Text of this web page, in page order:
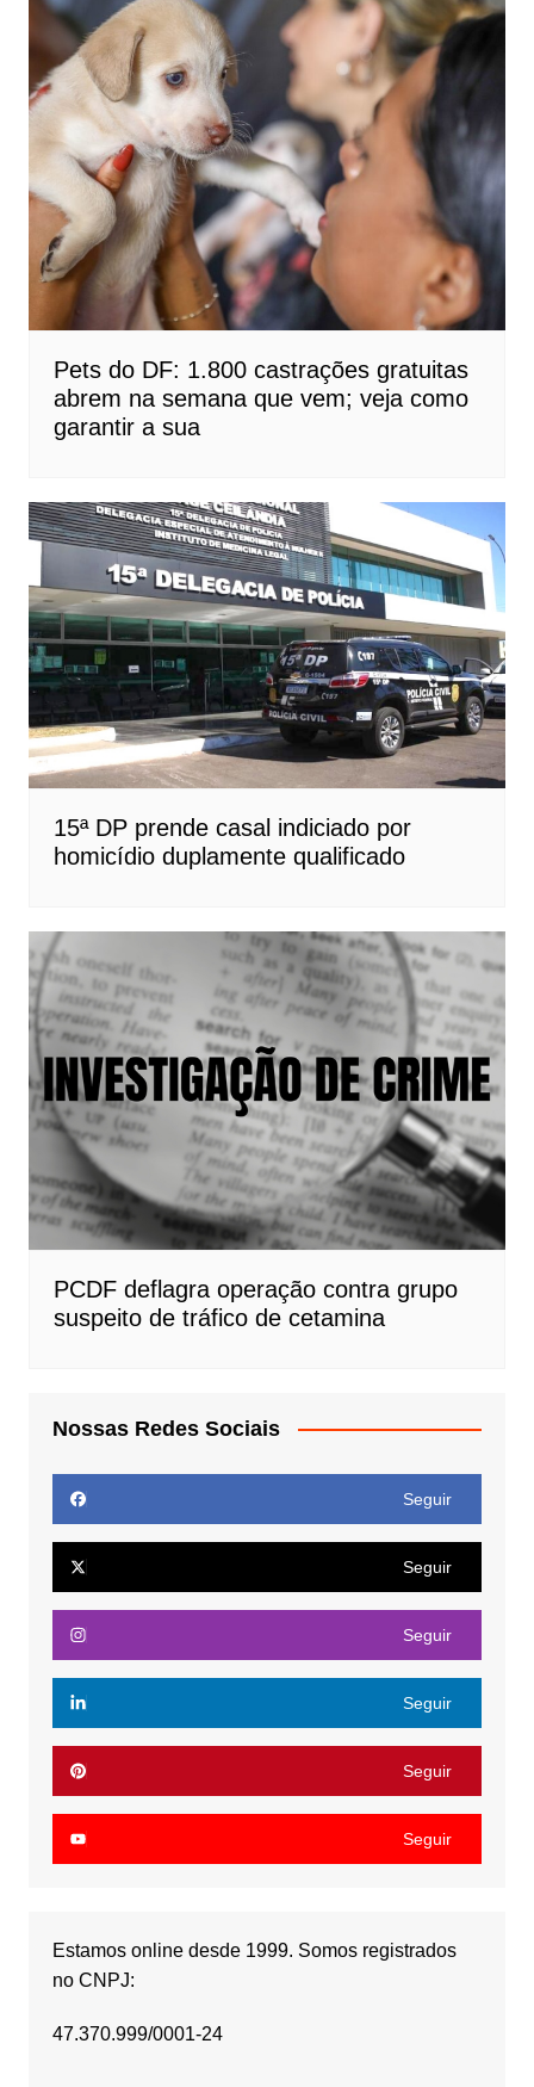
Pets do DF: 1.800 castrações gratuitas
abrem na semana que vem; veja como
garantir a sua
15ª DP prende casal indiciado por
homicídio duplamente qualificado
PCDF deflagra operação contra grupo
suspeito de tráfico de cetamina
Nossas Redes Sociais
Seguir
Seguir
Seguir
Seguir
Seguir
Seguir
Estamos online desde 1999. Somos registrados
no CNPJ:
47.370.999/0001-24